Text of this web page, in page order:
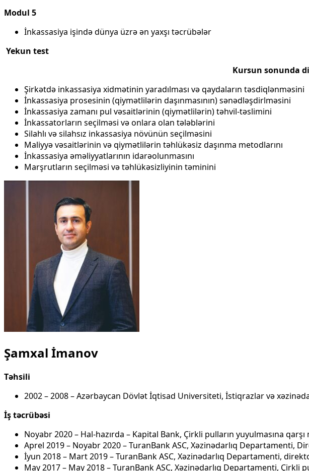
Modul 5
İnkassasiya işində dünya üzrə ən yaxşı təcrübələr
Yekun test
Kursun sonunda
Şirkətdə inkassasiya xidmətinin yaradılması və qaydaların təsdiqlənməsini
İnkassasiya prosesinin (qiymətlilərin daşınmasının) sənədləşdirlməsini
İnkassasiya zamanı pul vəsaitlərinin (qiymətlilərin) təhvil-təslimini
İnkassatorların seçilməsi və onlara olan tələblərini
Silahlı və silahsız inkassasiya növünün seçilməsini
Maliyyə vəsaitlərinin və qiymətlilərin təhlükəsiz daşınma metodlarını
İnkassasiya əməliyyatlarının idarəolunmasını
Marşrutların seçilməsi və təhlükəsizliyinin təminini
Şamxal İmanov
Təhsili
2002 – 2008 – Azərbaycan Dövlət İqtisad Universiteti, İstiqrazlar və
İştəcrübəsi
Noyabr 2020 – Hal-hazırda – Kapital Bank, Çirkli pulların yuyulmasına
Aprel 2019 – Noyabr 2020 – TuranBank ASC, Xəzinədarlıq Departamenti,
İyun 2018 – Mart 2019 – TuranBank ASC, Xəzinədarlıq Departamenti,
May 2017 – May 2018 – TuranBank ASC, Xəzinədarlıq Departamenti,